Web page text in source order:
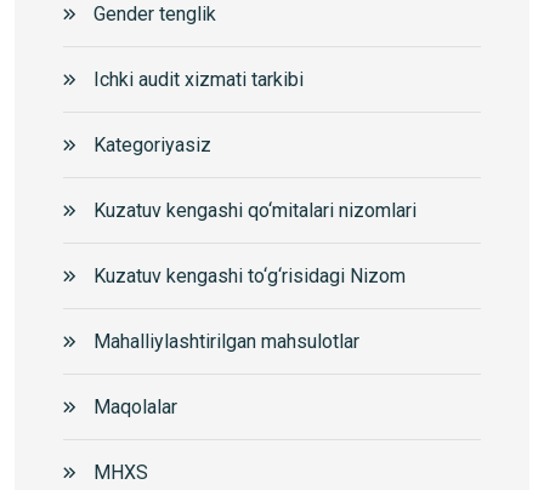
Gender tenglik
Ichki audit xizmati tarkibi
Kategoriyasiz
Kuzatuv kengashi qo‘mitalari nizomlari
Kuzatuv kengashi to‘g‘risidagi Nizom
Mahalliylashtirilgan mahsulotlar
Maqolalar
MHXS